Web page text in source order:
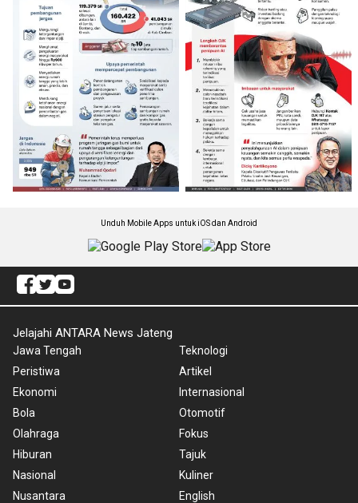
Unduh Mobile Apps untuk iOS dan Android
Jelajahi ANTARA News Jateng
Jawa Tengah
Peristiwa
Ekonomi
Bola
Olahraga
Hiburan
Nasional
Nusantara
Teknologi
Artikel
Internasional
Otomotif
Fokus
Tajuk
Kuliner
English